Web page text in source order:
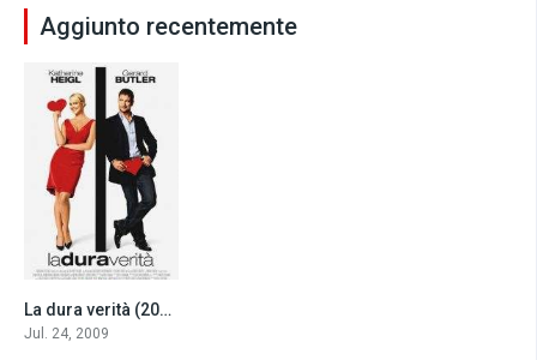
Aggiunto recentemente
6.5
La dura verità (2009)
Jul. 24, 2009